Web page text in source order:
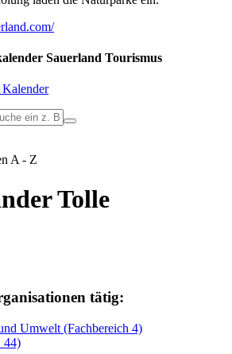
Sauerland Tourismus
Kalender
A - Z
Tolle
tätig:
Umwelt (Fachbereich 4)
44)